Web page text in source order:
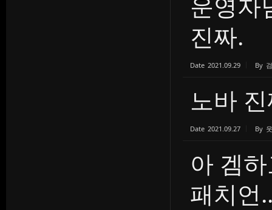
진짜.
Date 2021.09.29 By
노바
Date 2021.09.27 By
아 겜
패치언